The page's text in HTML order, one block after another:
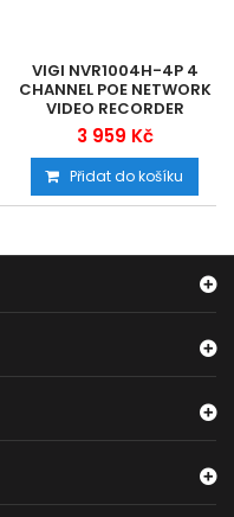
VIGI NVR1004H-4P 4
CHANNEL POE NETWORK
VIDEO RECORDER
3 959 Kč
Přidat do košíku